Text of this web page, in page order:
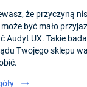
że przyczyną
być mało
Audyt UX. Takie
Twojego sklepu